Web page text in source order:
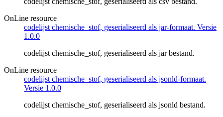
OnLine resource
codelijst chemische_stof, geserialiseerd als jar-formaat. Versie
1.0.0
codelijst chemische_stof, geserialiseerd als jar bestand.
OnLine resource
codelijst chemische_stof, geserialiseerd als jsonld-formaat.
Versie 1.0.0
codelijst chemische_stof, geserialiseerd als jsonld bestand.